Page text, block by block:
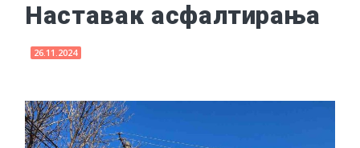
Наставак асфалтирања
26.11.2024